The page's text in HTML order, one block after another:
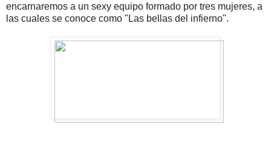
encarnaremos a un sexy equipo formado por tres mujeres, a
las cuales se conoce como "Las bellas del infierno".